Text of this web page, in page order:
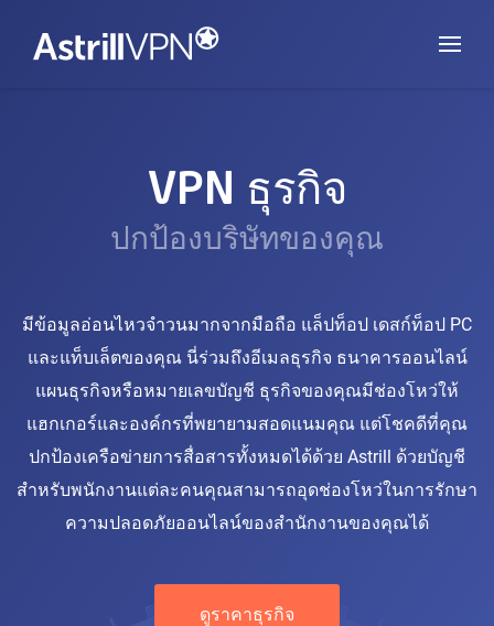
VPN ธุรกิจ
ปกป้องบริษัทของคุณ
มีข้อมูลอ่อนไหวจำวนมากจากมือถือ แล็ปท็อป เดสก์ท็อป PC
และแท็บเล็ตของคุณ นี่ร่วมถึงอีเมลธุรกิจ ธนาคารออนไลน์
แผนธุรกิจหรือหมายเลขบัญชี ธุรกิจของคุณมีช่องโหว่ให้
แฮกเกอร์และองค์กรที่พยายามสอดแนมคุณ แต่โชคดีที่คุณ
ปกป้องเครือข่ายการสื่อสารทั้งหมดได้ด้วย Astrill ด้วยบัญชี
สำหรับพนักงานแต่ละคนคุณสามารถอุดช่องโหว่ในการรักษา
ความปลอดภัยออนไลน์ของสำนักงานของคุณได้
ดูราคาธุรกิจ